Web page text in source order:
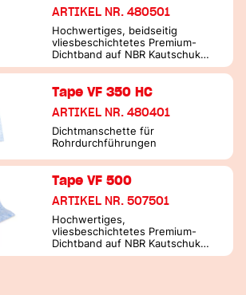
ARTIKEL NR. 480501
Hochwertiges, beidseitig
vliesbeschichtetes Premium-
Dichtband auf NBR Kautschuk
Basis
Tape VF 350 HC
ARTIKEL NR. 480401
Dichtmanschette für
Rohrdurchführungen
Tape VF 500
ARTIKEL NR. 507501
Hochwertiges,
vliesbeschichtetes Premium-
Dichtband auf NBR Kautschuk
Basis